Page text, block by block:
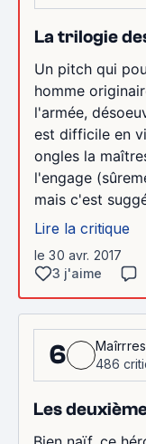
La trilogie
Un pitch qui
homme
l'armée,
est difficile en
ongles la
l'engage
mais c'est
Lire la critique
le 30 avr. 2017
3 j'aime
6
486
Les